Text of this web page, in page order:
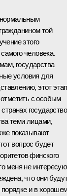
нормальным
той
этого
человека.
государства
условия для
этот этап
с особым
государство
теми лицами,
показывают
вопрос будет
финского
меня не
что они
и в